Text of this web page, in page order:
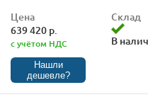
Цена
639 420 р.
с учётом НДС
Нашли
дешевле?
Склад
В